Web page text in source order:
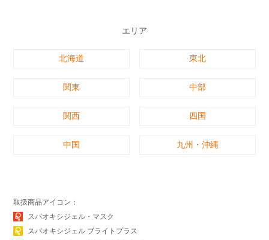
エリア
北海道 東北
関東 中部
関西 四国
中国 九州・沖縄
取扱商品アイコン：
スパオキシジェル・マスク
スパオキシジェル ブライトプラス